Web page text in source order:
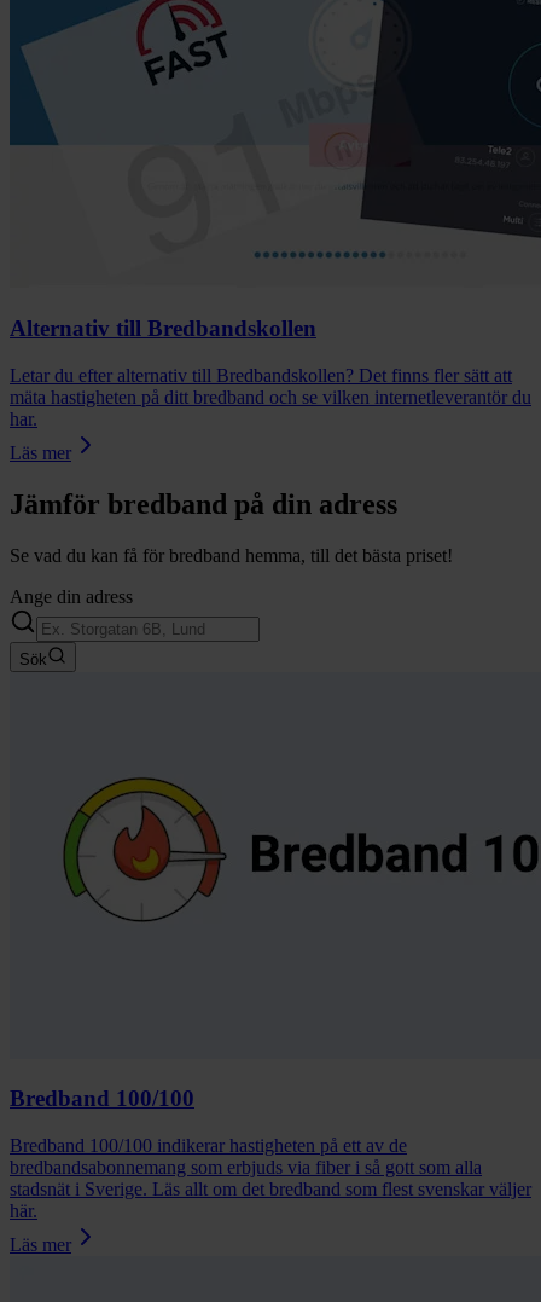
Alternativ till Bredbandskollen
Letar du efter alternativ till Bredbandskollen? Det finns fler sätt att
mäta hastigheten på ditt bredband och se vilken internetleverantör du
har.
Läs mer
Jämför bredband på din adress
Se vad du kan få för bredband hemma, till det bästa priset!
Ange din adress
Sök
Bredband 100/100
Bredband 100/100 indikerar hastigheten på ett av de
bredbandsabonnemang som erbjuds via fiber i så gott som alla
stadsnät i Sverige. Läs allt om det bredband som flest svenskar väljer
här.
Läs mer